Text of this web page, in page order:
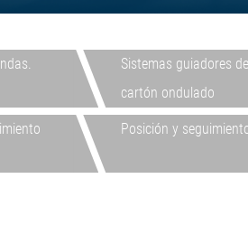
•
Sistemas guiadores
cartón ondulado
Posición y